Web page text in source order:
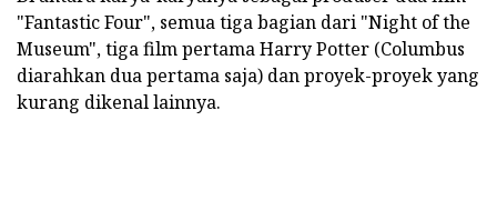
"Fantastic Four", semua tiga bagian dari "Night of the
Museum", tiga film pertama Harry Potter (Columbus
diarahkan dua pertama saja) dan proyek-proyek yang
kurang dikenal lainnya.